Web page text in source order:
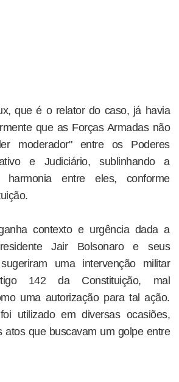
que é o relator do caso, já havia
que as Forças Armadas não
moderador" entre os Poderes
e Judiciário, sublinhando a
harmonia entre eles, conforme
contexto e urgência dada a
Jair Bolsonaro e seus
uma intervenção militar
142 da Constituição, mal
uma autorização para tal ação.
utilizado em diversas ocasiões,
atos que buscavam um golpe entre